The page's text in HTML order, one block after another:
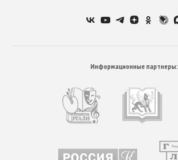
Информационные партнеры: